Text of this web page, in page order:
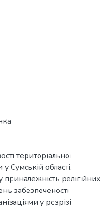
територіальної
у Сумській області.
релігійних
забезпеченості
у розрізі